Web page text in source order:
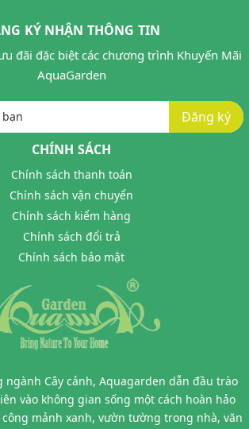
KÝ NHẬN THÔNG TIN
đãi đặc biệt các chương trình Khuyến Mãi
AquaGarden
Đăng ký
CHÍNH SÁCH
Chính sách thanh toán
Chính sách vận chuyển
Chính sách kiểm hàng
Chính sách đổi trả
Chính sách bảo mật
ngành Cây cảnh, Aquagarden dẫn đầu trào
vào không gian sống một cách hoàn hảo
mảnh xanh, vườn tường trong nhà, văn